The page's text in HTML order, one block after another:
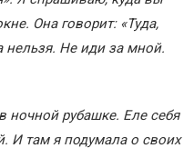
Она говорит: «Туда,
нельзя. Не иди за мной.
ночной рубашке. Еле себя
И там я подумала о своих